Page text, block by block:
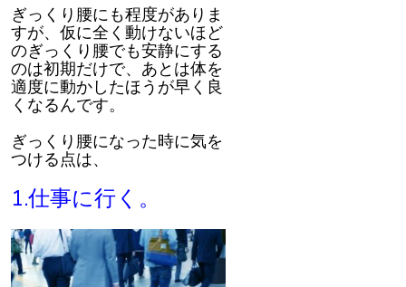
ぎっくり腰にも程度がありま
すが、仮に全く動けないほど
のぎっくり腰でも安静にする
のは初期だけで、あとは体を
適度に動かしたほうが早く良
くなるんです。
ぎっくり腰になった時に気を
つける点は、
1.仕事に行く。